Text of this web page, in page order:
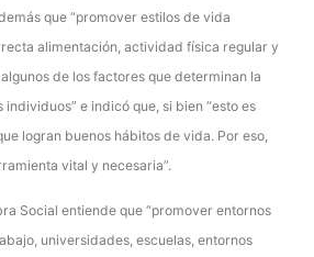
que “promover estilos de vida
alimentación, actividad física regular y
de los factores que determinan la
e indicó que, si bien “esto es
logran buenos hábitos de vida. Por eso,
vital y necesaria”.
Social entiende que “promover entornos
universidades, escuelas, entornos